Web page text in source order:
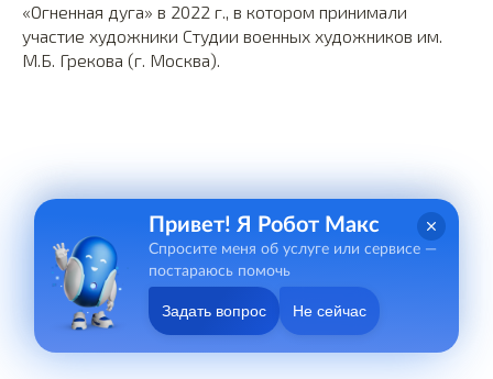
«Огненная дуга» в 2022 г., в котором принимали
участие художники Студии военных художников им.
М.Б. Грекова (г. Москва).
Привет! Я Робот Макс
Спросите меня об услуге или сервисе —
постараюсь помочь
Задать вопрос Не сейчас